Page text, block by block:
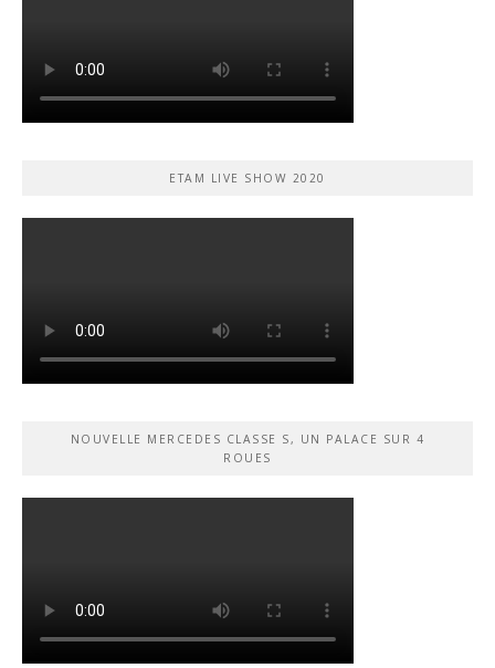
ETAM LIVE SHOW 2020
NOUVELLE MERCEDES CLASSE S, UN PALACE SUR 4
ROUES